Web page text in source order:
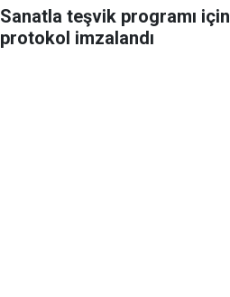
Sanatla teşvik programı için
protokol imzalandı